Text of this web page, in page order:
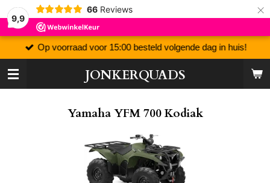
9,9
66 Reviews ×
JONKERQUADS
Op voorraad voor 15:00 besteld volgende dag in huis!
Yamaha YFM 700 Kodiak